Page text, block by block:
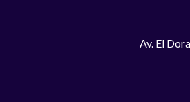
Av. El